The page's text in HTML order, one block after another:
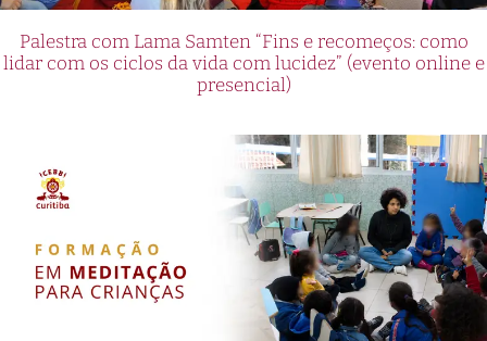
Palestra com Lama Samten “Fins e recomeços: como
lidar com os ciclos da vida com lucidez” (evento online e
presencial)